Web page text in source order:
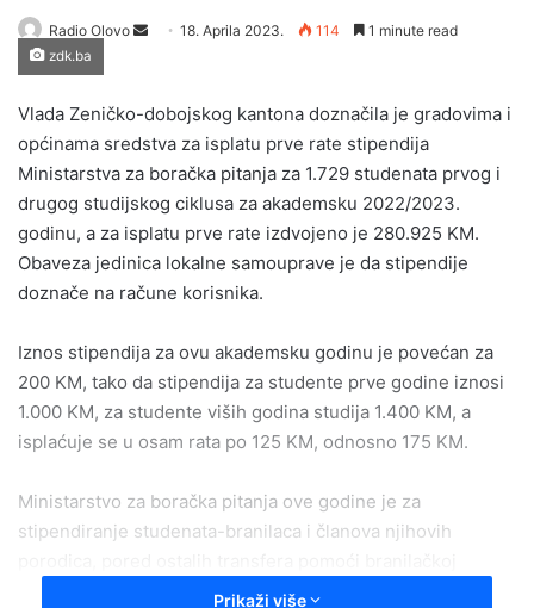
Radio Olovo
Send18. Aprila 2023. 114 1 minute read
zdk.ba
Vlada Zeničko-dobojskog kantona doznačila je gradovima i
općinama sredstva za isplatu prve rate stipendija
Ministarstva za boračka pitanja za 1.729 studenata prvog i
drugog studijskog ciklusa za akademsku 2022/2023.
godinu, a za isplatu prve rate izdvojeno je 280.925 KM.
Obaveza jedinica lokalne samouprave je da stipendije
doznače na račune korisnika.
Iznos stipendija za ovu akademsku godinu je povećan za
200 KM, tako da stipendija za studente prve godine iznosi
1.000 KM, za studente viših godina studija 1.400 KM, a
isplaćuje se u osam rata po 125 KM, odnosno 175 KM.
Ministarstvo za boračka pitanja ove godine je za
stipendiranje studenata-branilaca i članova njihovih
populaciji, opredijelilo sredstva u iznosu oko 2.247.400
Prikaži više